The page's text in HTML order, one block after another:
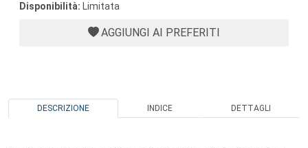
Disponibilità: Limitata
AGGIUNGI AI PREFERITI
DESCRIZIONE INDICE DETTAGLI